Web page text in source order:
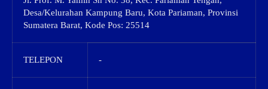
Desa/Kelurahan Kampung Baru, Kota Pariaman, Provinsi
Sumatera Barat, Kode Pos: 25514
TELEPON -